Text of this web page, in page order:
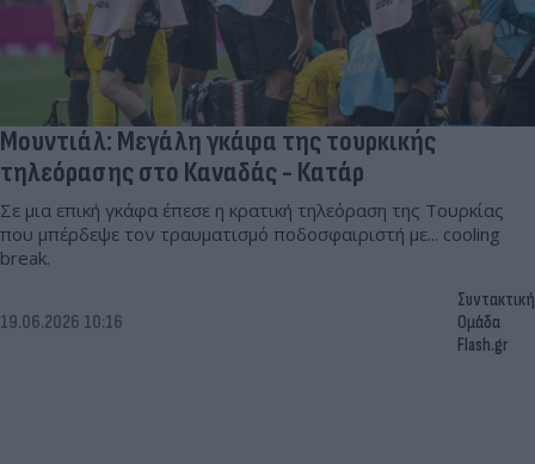
Μουντιάλ: Μεγάλη γκάφα της τουρκικής
τηλεόρασης στο Καναδάς - Κατάρ
Σε μια επική γκάφα έπεσε η κρατική τηλεόραση της Τουρκίας
που μπέρδεψε τον τραυματισμό ποδοσφαιριστή με... cooling
break.
19.06.2026 10:16
Συντακτική
Ομάδα
Flash.gr